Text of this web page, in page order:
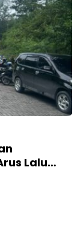
Lalu